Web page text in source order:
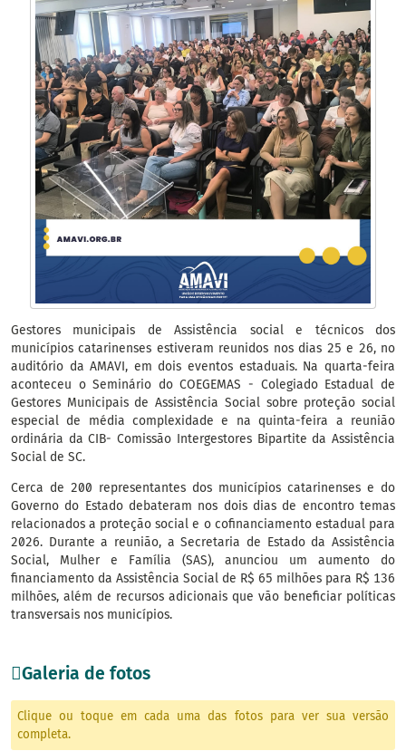
Gestores municipais de Assistência social e técnicos dos
municípios catarinenses estiveram reunidos nos dias 25 e 26, no
auditório da AMAVI, em dois eventos estaduais. Na quarta-feira
aconteceu o Seminário do COEGEMAS - Colegiado Estadual de
Gestores Municipais de Assistência Social sobre proteção social
especial de média complexidade e na quinta-feira a reunião
ordinária da CIB- Comissão Intergestores Bipartite da Assistência
Social de SC.
Cerca de 200 representantes dos municípios catarinenses e do
Governo do Estado debateram nos dois dias de encontro temas
relacionados a proteção social e o cofinanciamento estadual para
2026. Durante a reunião, a Secretaria de Estado da Assistência
Social, Mulher e Família (SAS), anunciou um aumento do
financiamento da Assistência Social de R$ 65 milhões para R$ 136
milhões, além de recursos adicionais que vão beneficiar políticas
transversais nos municípios.
Galeria de fotos
Clique ou toque em cada uma das fotos para ver sua versão
completa.